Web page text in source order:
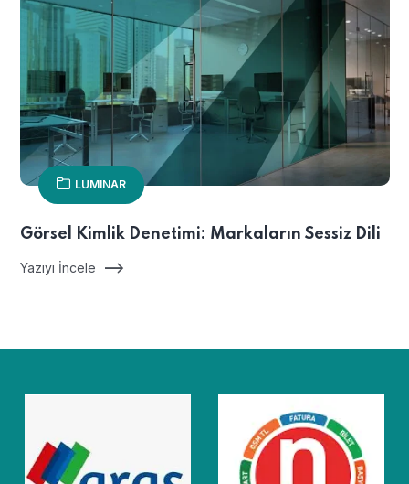
LUMINAR
Görsel Kimlik Denetimi: Markaların Sessiz Dili
Yazıyı İncele